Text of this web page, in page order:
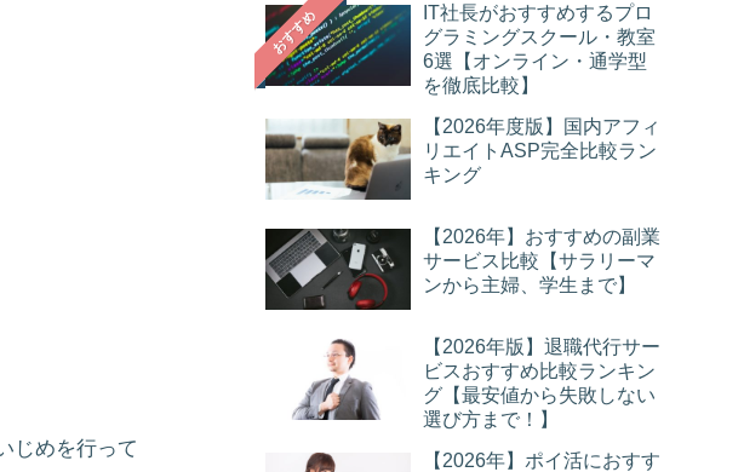
じめを行って
おすすめ
IT社長がおすすめするプロ
グラミングスクール・教室
6選【オンライン・通学型
を徹底比較】
【2026年度版】国内アフィ
リエイトASP完全比較ラン
キング
【2026年】おすすめの副業
サービス比較【サラリーマ
ンから主婦、学生まで】
【2026年版】退職代行サー
ビスおすすめ比較ランキン
グ【最安値から失敗しない
選び方まで！】
【2026年】ポイ活におすす